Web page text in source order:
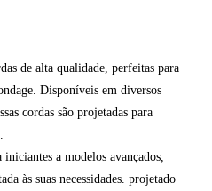
de alta qualidade, perfeitas para
Disponíveis em diversos
cordas são projetadas para
a modelos avançados,
às suas necessidades. projetado